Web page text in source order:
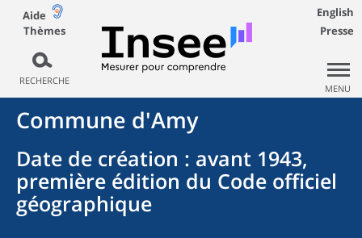
Aide
Thèmes
RECHERCHE
English
Presse
MENU
Commune d'Amy
Date de création : avant 1943,
première édition du Code officiel
géographique